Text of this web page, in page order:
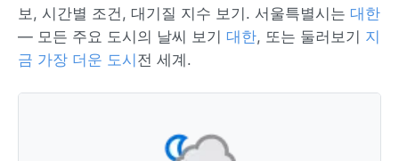
보, 시간별 조건, 대기질 지수 보기. 서울특별시는 대한
— 모든 주요 도시의 날씨 보기 대한, 또는 둘러보기 지
금 가장 더운 도시 전 세계.